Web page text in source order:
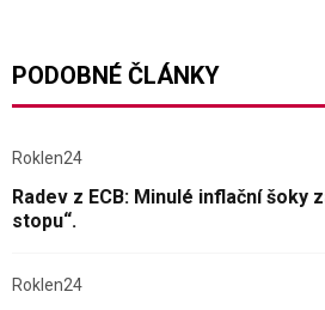
PODOBNÉ ČLÁNKY
Roklen24
Radev z ECB: Minulé inflační šoky
stopu“.
Roklen24